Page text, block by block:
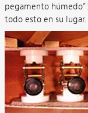
pegamento
todo esto en su lugar.